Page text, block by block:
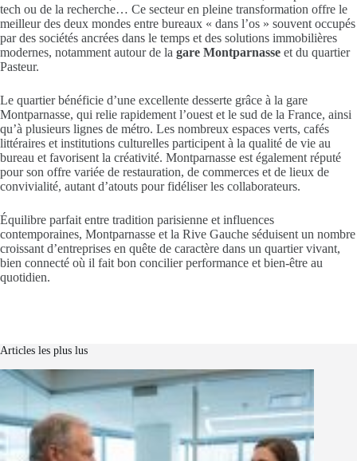
tech ou de la recherche… Ce secteur en pleine transformation offre le
meilleur des deux mondes entre bureaux « dans l’os » souvent occupés
par des sociétés ancrées dans le temps et des solutions immobilières
modernes, notamment autour de la gare Montparnasse et du quartier
Pasteur.
Le quartier bénéficie d’une excellente desserte grâce à la gare
Montparnasse, qui relie rapidement l’ouest et le sud de la France, ainsi
qu’à plusieurs lignes de métro. Les nombreux espaces verts, cafés
littéraires et institutions culturelles participent à la qualité de vie au
bureau et favorisent la créativité. Montparnasse est également réputé
pour son offre variée de restauration, de commerces et de lieux de
convivialité, autant d’atouts pour fidéliser les collaborateurs.
Équilibre parfait entre tradition parisienne et influences
contemporaines, Montparnasse et la Rive Gauche séduisent un nombre
croissant d’entreprises en quête de caractère dans un quartier vivant,
bien connecté où il fait bon concilier performance et bien-être au
quotidien.
Articles les plus lus